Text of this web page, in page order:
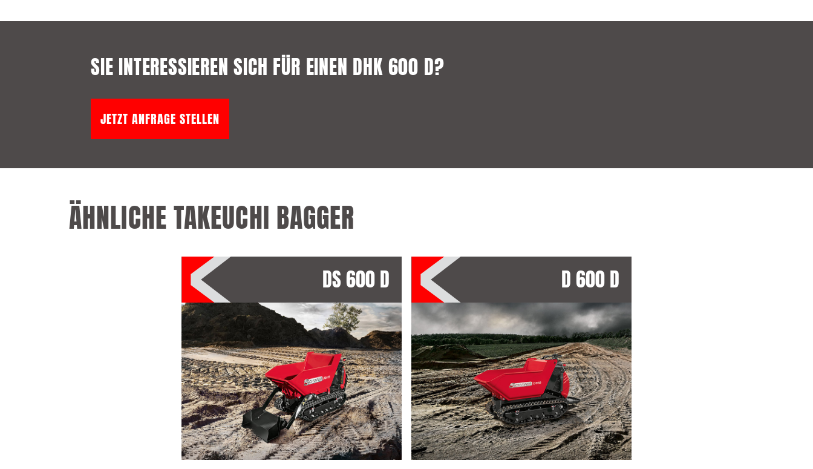
SIE INTERESSIEREN SICH FÜR EINEN DHK 600 D?
JETZT ANFRAGE STELLEN
ÄHNLICHE TAKEUCHI BAGGER
DS 600 D D 600 D